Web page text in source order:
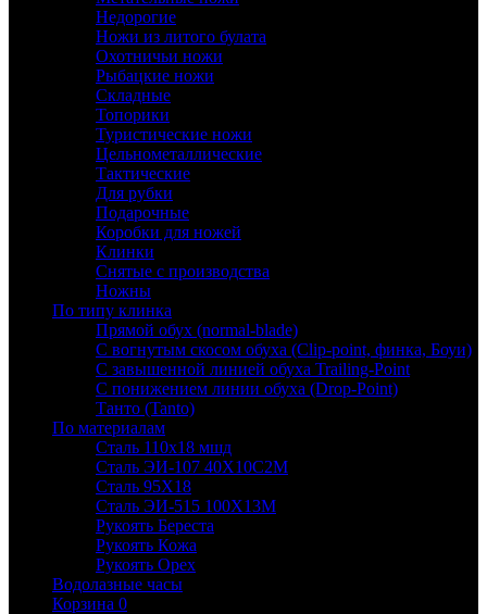
Недорогие
Ножи из литого булата
Охотничьи ножи
Рыбацкие ножи
Складные
Топорики
Туристические ножи
Цельнометаллические
Тактические
Для рубки
Подарочные
Коробки для ножей
Клинки
Снятые с производства
Ножны
По типу клинка
Прямой обух (normal-blade)
С вогнутым скосом обуха (Clip-point, финка, Боуи)
С завышенной линией обуха Trailing-Point
С понижением линии обуха (Drop-Point)
Танто (Tanto)
По материалам
Сталь 110х18 мшд
Сталь ЭИ-107 40Х10С2М
Сталь 95Х18
Сталь ЭИ-515 100Х13М
Рукоять Береста
Рукоять Кожа
Рукоять Орех
Водолазные часы
Корзина 0